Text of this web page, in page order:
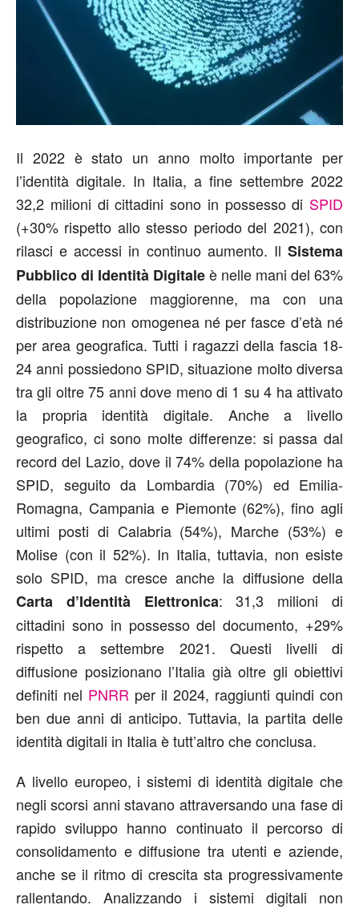
Il 2022 è stato un anno molto importante per
l’identità digitale. In Italia, a fine settembre 2022
32,2 milioni di cittadini sono in possesso di SPID
(+30% rispetto allo stesso periodo del 2021), con
rilasci e accessi in continuo aumento. Il Sistema
Pubblico di Identità Digitaleè nelle mani del 63%
della popolazione maggiorenne, ma con una
distribuzione non omogenea né per fasce d’età né
per area geografica. Tutti i ragazzi della fascia 18-
24 anni possiedono SPID, situazione molto diversa
tra gli oltre 75 anni dove meno di 1 su 4 ha attivato
la propria identità digitale. Anche a livello
geografico, ci sono molte differenze: si passa dal
record del Lazio, dove il 74% della popolazione ha
SPID, seguito da Lombardia (70%) ed Emilia-
Romagna, Campania e Piemonte (62%), fino agli
ultimi posti di Calabria (54%), Marche (53%) e
Molise (con il 52%). In Italia, tuttavia, non esiste
solo SPID, ma cresce anche la diffusione della
Carta d’Identità Elettronica: 31,3 milioni di
cittadini sono in possesso del documento, +29%
rispetto a settembre 2021. Questi livelli di
diffusione posizionano l’Italia già oltre gli obiettivi
definiti nel PNRR per il 2024, raggiunti quindi con
ben due anni di anticipo. Tuttavia, la partita delle
identità digitali in Italia è tutt’altro che conclusa.
A livello europeo, i sistemi di identità digitale che
negli scorsi anni stavano attraversando una fase di
rapido sviluppo hanno continuato il percorso di
consolidamento e diffusione tra utenti e aziende,
anche se il ritmo di crescita sta progressivamente
rallentando. Analizzando i sistemi digitali non